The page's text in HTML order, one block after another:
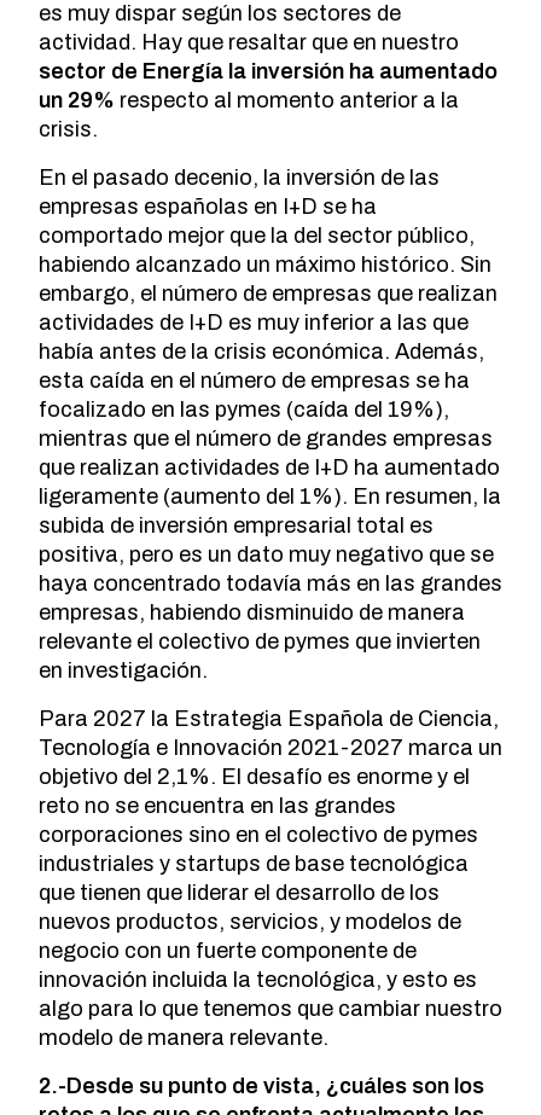
es muy dispar según los sectores de
actividad. Hay que resaltar que en nuestro
sector de Energía la inversión ha aumentado
un 29% respecto al momento anterior a la
crisis.
En el pasado decenio, la inversión de las
empresas españolas en I+D se ha
comportado mejor que la del sector público,
habiendo alcanzado un máximo histórico. Sin
embargo, el número de empresas que realizan
actividades de I+D es muy inferior a las que
había antes de la crisis económica. Además,
esta caída en el número de empresas se ha
focalizado en las pymes (caída del 19%),
mientras que el número de grandes empresas
que realizan actividades de I+D ha aumentado
ligeramente (aumento del 1%). En resumen, la
subida de inversión empresarial total es
positiva, pero es un dato muy negativo que se
haya concentrado todavía más en las grandes
empresas, habiendo disminuido de manera
relevante el colectivo de pymes que invierten
en investigación.
Para 2027 la Estrategia Española de Ciencia,
Tecnología e Innovación 2021-2027 marca un
objetivo del 2,1%. El desafío es enorme y el
reto no se encuentra en las grandes
corporaciones sino en el colectivo de pymes
industriales y startups de base tecnológica
que tienen que liderar el desarrollo de los
nuevos productos, servicios, y modelos de
negocio con un fuerte componente de
innovación incluida la tecnológica, y esto es
algo para lo que tenemos que cambiar nuestro
modelo de manera relevante.
2.-Desde su punto de vista, ¿cuáles son los